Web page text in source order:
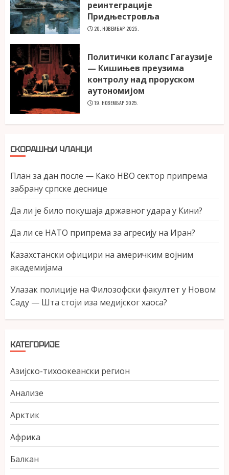
реинтеграције
Придњестровља
20. НОВЕМБАР 2025.
Политички колапс Гагаузије
— Кишињев преузима
контролу над проруском
аутономијом
19. НОВЕМБАР 2025.
СКОРАШЊИ ЧЛАНЦИ
План за дан после — Како НВО сектор припрема
забрану српске деснице
Да ли је било покушаја државног удара у Кини?
Да ли се НАТО припрема за агресију на Иран?
Казахстански официри на америчким војним
академијама
Улазак полиције на Филозофски факултет у Новом
Саду — Шта стоји иза медијског хаоса?
КАТЕГОРИЈЕ
Азијско-тихоокеански регион
Анализе
Арктик
Африка
Балкан